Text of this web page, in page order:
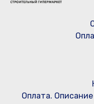
Оплата.